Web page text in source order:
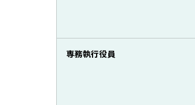
専務執行役員